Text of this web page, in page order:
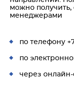
можно
менеджерами
по телефону
по
через